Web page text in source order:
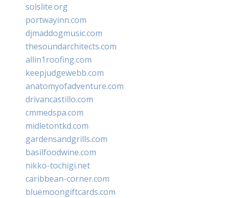
solslite.org
portwayinn.com
djmaddogmusic.com
thesoundarchitects.com
allin1roofing.com
keepjudgewebb.com
anatomyofadventure.com
drivancastillo.com
cmmedspa.com
midletontkd.com
gardensandgrills.com
basilfoodwine.com
nikko-tochigi.net
caribbean-corner.com
bluemoongiftcards.com